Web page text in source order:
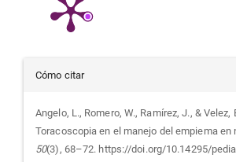
Detalles
del
artículo
Cómo citar
Angelo, L., Romero, W., Ramírez, J., & Velez,
Toracoscopia en el manejo del empiema en
50(3), 68–72. https://doi.org/10.14295/